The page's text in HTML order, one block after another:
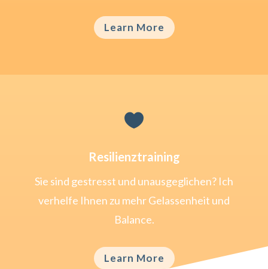
Learn More

Resilienztraining
Sie sind gestresst und unausgeglichen? Ich
verhelfe Ihnen zu mehr Gelassenheit und
Balance.
Learn More